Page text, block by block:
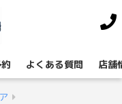
よくある質問 店舗